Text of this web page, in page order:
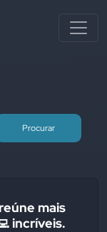
Procurar
mais
incríveis.